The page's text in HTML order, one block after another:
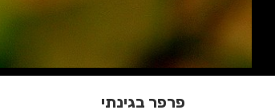
פרפר בגינתי